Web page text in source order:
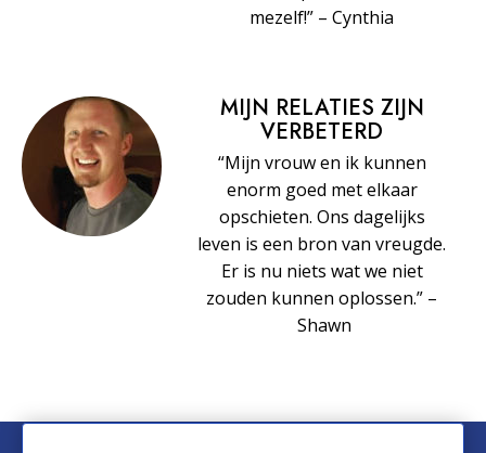
mezelf!” – Cynthia
MIJN RELATIES ZIJN
VERBETERD
“Mijn vrouw en ik kunnen
enorm goed met elkaar
opschieten. Ons dagelijks
leven is een bron van vreugde.
Er is nu niets wat we niet
zouden kunnen oplossen.” –
Shawn